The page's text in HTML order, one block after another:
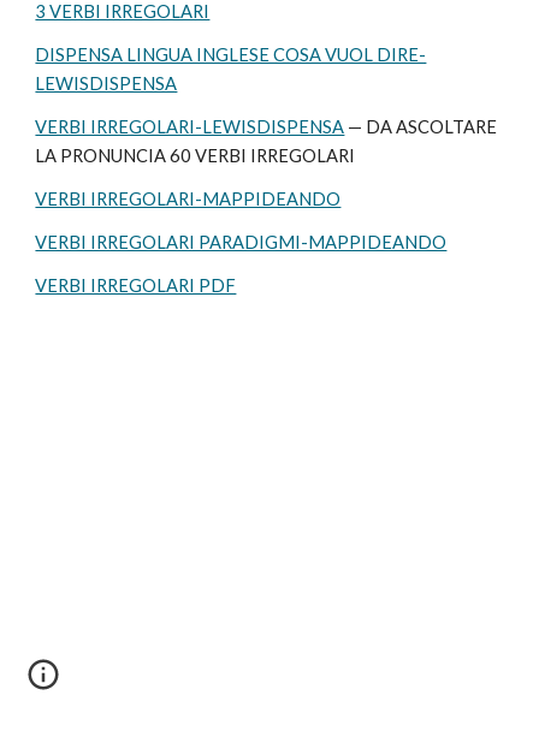
3 VERBI IRREGOLARI
DISPENSA LINGUA INGLESE COSA VUOL DIRE-
LEWISDISPENSA
VERBI IRREGOLARI-LEWISDISPENSA — DA ASCOLTARE
LA PRONUNCIA 60 VERBI IRREGOLARI
VERBI IRREGOLARI-MAPPIDEANDO
VERBI IRREGOLARI PARADIGMI-MAPPIDEANDO
VERBI IRREGOLARI PDF